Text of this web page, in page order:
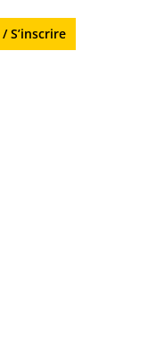
/ S’inscrire